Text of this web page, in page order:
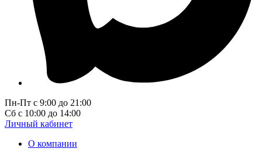
Пн-Пт с 9:00 до 21:00
Сб с 10:00 до 14:00
Личный кабинет
О компании